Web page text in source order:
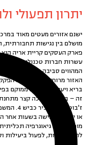
יתרון תפעולי
ישנם אזורים מעטים מאוד
מושלם בין נגישות
פארק העסקים קריית אריה
עשרות חברות טכנולוגיה,
המהווים סביבה תוססת
האזור מרוחק דיו מהמולת
בריא ויעיל.
ממוקם
זה – במרחק הליכה קצר
או יציאה לפגישה בשעות אחר
מורכב. זוהי גיאוגרפיה
להגיע בקלות, לפעול ביעילות